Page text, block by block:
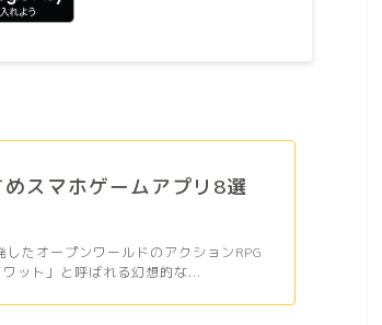
スマホゲームアプリ8選
したオープンワールドのアクションRPG
ット」と呼ばれる幻想的な...